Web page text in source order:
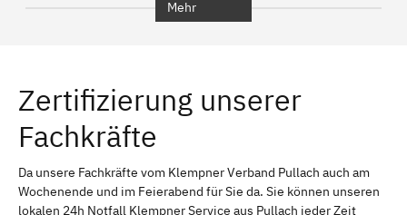
Erlangen Bamberg
Bayreuth
Schweinfurt Passau
Mehr
Zertifizierung unserer
Fachkräfte
Da unsere Fachkräfte vom Klempner Verband Pullach auch am
Wochenende und im Feierabend für Sie da. Sie können unseren
lokalen 24h Notfall Klempner Service aus Pullach jeder Zeit